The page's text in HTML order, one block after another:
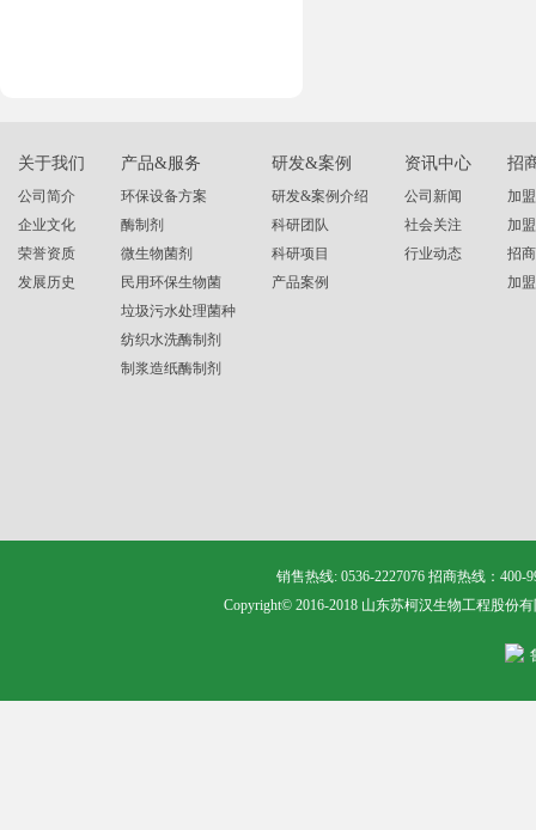
关于我们
公司简介
企业文化
荣誉资质
发展历史
产品&服务
环保设备方案
酶制剂
微生物菌剂
民用环保生物菌
垃圾污水处理菌种
纺织水洗酶制剂
制浆造纸酶制剂
研发&案例
研发&案例介绍
科研团队
科研项目
产品案例
资讯中心
公司新闻
社会关注
行业动态
招
加
加
招
加
销售热线: 0536-2227076 招商热线：
Copyright© 2016-2018 山东苏柯汉生物工程股份